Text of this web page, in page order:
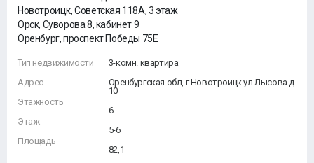
Новотроицк, Советская 118А, 3 этаж
Орск, Суворова 8, кабинет 9
Оренбург, проспект Победы 75Е
Тип недвижимости
Адрес
Этажность
Этаж
Площадь
3-комн. квартира
Оренбургская обл, г Новотроицк ул Лысова д.
10
6
5-6
82,1